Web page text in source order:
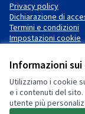
Informazioni
Utilizziamo i cookie
e i contenuti del
utente più
Privacy policy
Dichiarazione di
Termini e condizioni
Impostazioni cookie
Licenza Creative
(Collegamento
Sito web
libero
.